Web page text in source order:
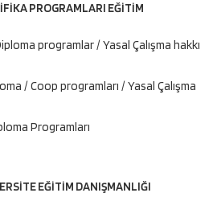
PROGRAMLARI EĞİTİM
programlar / Yasal Çalışma hakkı
/ Coop programları / Yasal Çalışma
Programları
EĞİTİM DANIŞMANLIĞI